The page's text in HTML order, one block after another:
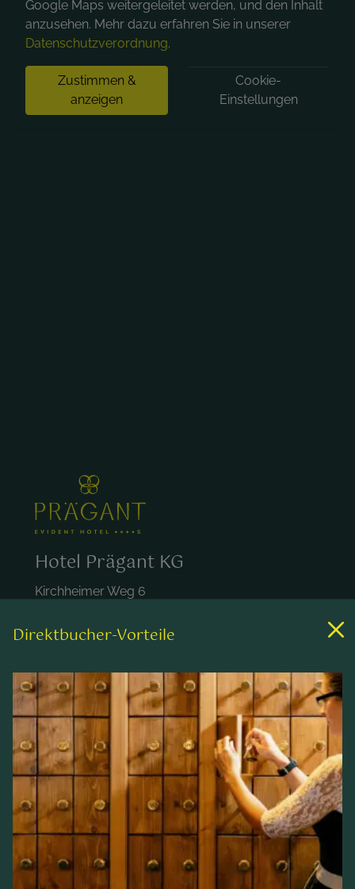
Google Maps weitergeleitet werden, und den Inhalt
anzusehen. Mehr dazu erfahren Sie in unserer
Datenschutzverordnung.
Zustimmen &
anzeigen
Cookie-
Einstellungen
Hotel Prägant KG
Kirchheimer Weg 6
Österreich
hotel@praegant.at
Links
Zimmer & Preise
Wellness & Spa
Freizeitaktivitäten
Kontakt & Service
Blog
Direktbucher-Vorteile